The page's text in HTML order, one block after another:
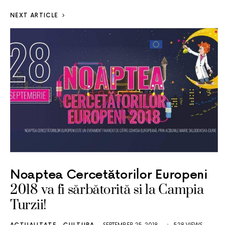
NEXT ARTICLE
Noaptea Cercetătorilor Europeni
2018 va fi sărbătorită si la Campia
Turzii!